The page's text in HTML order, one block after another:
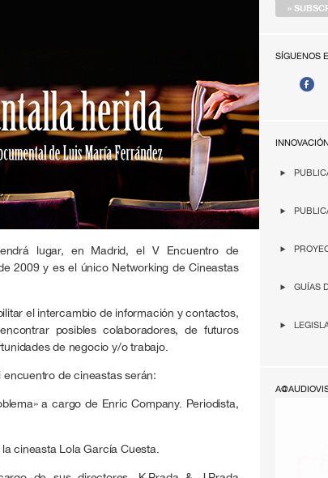
SÍGUENOS
GUÍAS
lugar, en Madrid, el V Encuentro de
2009 y es el único Networking de Cineastas
el intercambio de información y contactos,
posibles colaboradores, de futuros
de negocio y/o trabajo.
de cineastas serán:
a cargo de Enric Company. Periodista,
cineasta Lola García Cuesta.